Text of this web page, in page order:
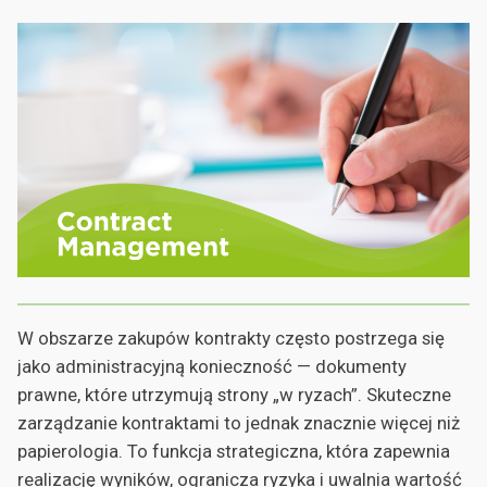
W obszarze zakupów kontrakty często postrzega się
jako administracyjną konieczność — dokumenty
prawne, które utrzymują strony „w ryzach”. Skuteczne
zarządzanie kontraktami to jednak znacznie więcej niż
papierologia. To funkcja strategiczna, która zapewnia
realizację wyników, ogranicza ryzyka i uwalnia wartość